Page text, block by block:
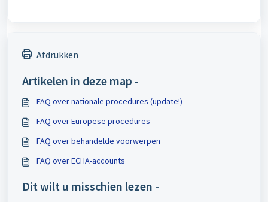
Afdrukken
Artikelen in deze map -
FAQ over nationale procedures (update!)
FAQ over Europese procedures
FAQ over behandelde voorwerpen
FAQ over ECHA-accounts
Dit wilt u misschien lezen -